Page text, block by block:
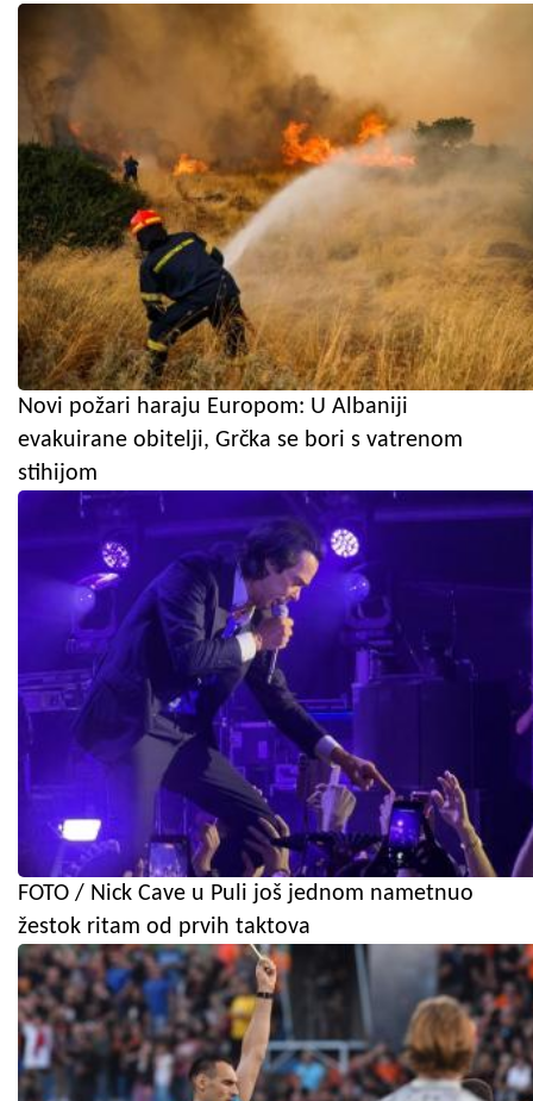
Novi požari haraju Europom: U Albaniji
evakuirane obitelji, Grčka se bori s vatrenom
stihijom
FOTO / Nick Cave u Puli još jednom nametnuo
žestok ritam od prvih taktova